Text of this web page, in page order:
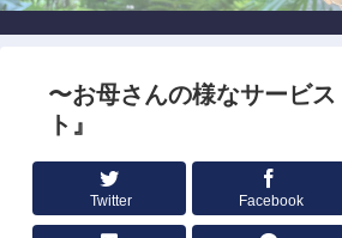
〜お母さんの様なサービ
ト』
Twitter Facebook